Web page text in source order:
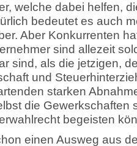
welche dabei helfen,
bedeutet es auch
Aber Konkurrenten
sind allezeit
sind, als die jetzigen,
und
starken
die Gewerkschaften
begeisten
einen Ausweg aus